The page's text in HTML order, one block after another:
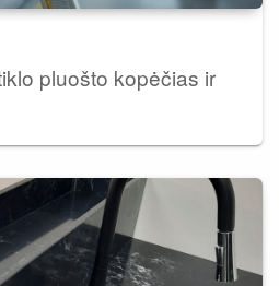
pluošto kopėčias ir